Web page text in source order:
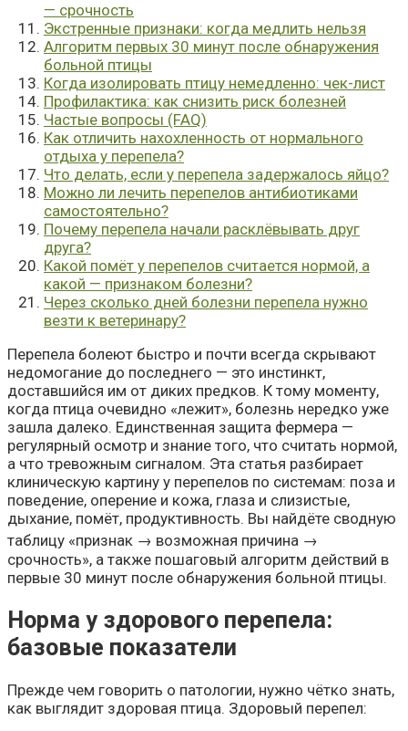
— срочность
Экстренные признаки: когда медлить нельзя
Алгоритм первых 30 минут после обнаружения
больной птицы
Когда изолировать птицу немедленно: чек-лист
Профилактика: как снизить риск болезней
Частые вопросы (FAQ)
Как отличить нахохленность от нормального
отдыха у перепела?
Что делать, если у перепела задержалось яйцо?
Можно ли лечить перепелов антибиотиками
самостоятельно?
Почему перепела начали расклёвывать друг
друга?
Какой помёт у перепелов считается нормой, а
какой — признаком болезни?
Через сколько дней болезни перепела нужно
везти к ветеринару?
Перепела болеют быстро и почти всегда скрывают
недомогание до последнего — это инстинкт,
доставшийся им от диких предков. К тому моменту,
когда птица очевидно «лежит», болезнь нередко уже
зашла далеко. Единственная защита фермера —
регулярный осмотр и знание того, что считать нормой,
а что тревожным сигналом. Эта статья разбирает
клиническую картину у перепелов по системам: поза и
поведение, оперение и кожа, глаза и слизистые,
дыхание, помёт, продуктивность. Вы найдёте сводную
таблицу «признак → возможная причина →
срочность», а также пошаговый алгоритм действий в
первые 30 минут после обнаружения больной птицы.
Норма у здорового перепела:
базовые показатели
Прежде чем говорить о патологии, нужно чётко знать,
как выглядит здоровая птица. Здоровый перепел: